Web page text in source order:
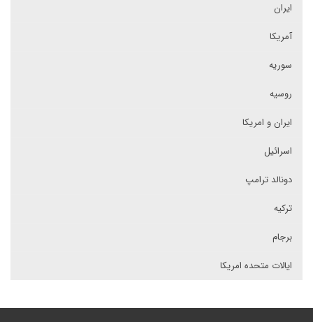
ایران
آمریکا
سوریه
روسیه
ایران و امریکا
اسرائیل
دونالد ترامپ
ترکیه
برجام
ایالات متحده امریکا